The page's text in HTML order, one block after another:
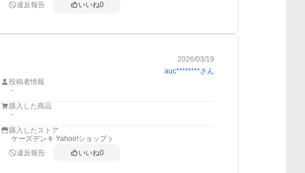
違反報告
いいね0
2026/03/19
auc********さん
投稿者情報
-
購入した商品
-
購入したストア
ケーズデンキ Yahoo!ショップ
違反報告
いいね0